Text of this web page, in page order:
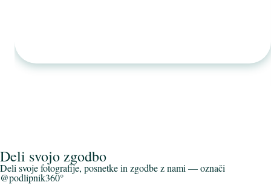
Deli svojo zgodbo
Deli svoje fotografije, posnetke in zgodbe z nami — označi
@podlipnik360°